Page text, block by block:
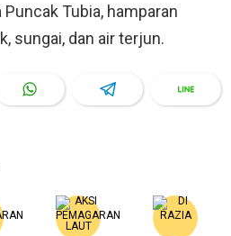
Tubia, hamparan
sungai, dan air terjun.